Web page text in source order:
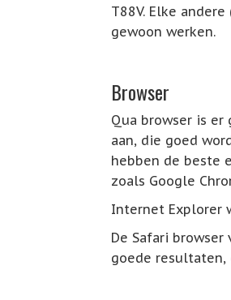
T88V. Elke
gewoon werken.
Browser
Qua browser is
aan, die goed
hebben de beste
zoals Google
Internet Explorer
De Safari
goede resultaten,